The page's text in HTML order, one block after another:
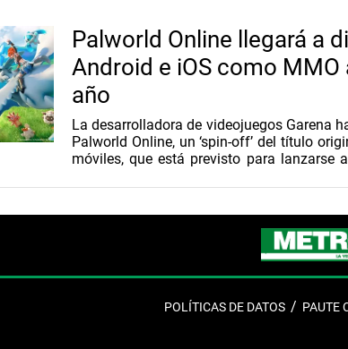
Palworld Online llegará a
Android e iOS como MMO
año
La desarrolladora de videojuegos Garena
Palworld Online, un ‘spin-off’ del título
móviles, que está previsto para lanzarse
inglés).
El estudio detrás del nuevo juego,
japonesa Pocketpair, creadora de
Palworld Online está actualmente en
“reimagina la profundidad, libertad y
POLÍTICAS DE DATOS PAUTE